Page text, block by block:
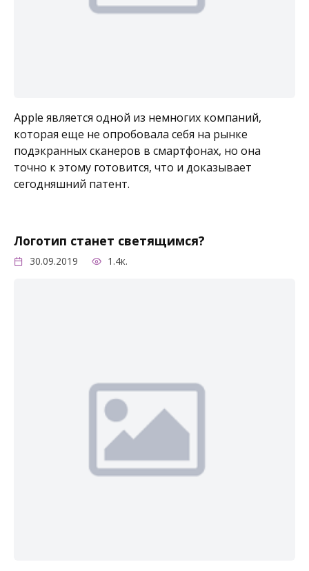
Apple является одной из немногих компаний,
которая еще не опробовала себя на рынке
подэкранных сканеров в смартфонах, но она
точно к этому готовится, что и доказывает
сегодняшний патент.
Логотип станет светящимся?
30.09.2019 1.4к.